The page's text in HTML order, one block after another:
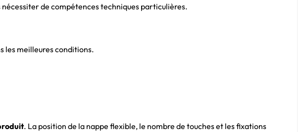
de compétences techniques particulières.
les meilleures conditions.
. La position de la nappe flexible, le nombre de touches et les fixations